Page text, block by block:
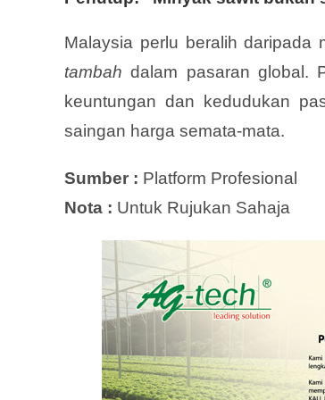
Malaysia perlu beralih
tambah dalam pasaran global.
keuntungan dan kedudukan
saingan harga semata-mata.
Sumber : Platform Profesional
Nota : Untuk Rujukan Sahaja